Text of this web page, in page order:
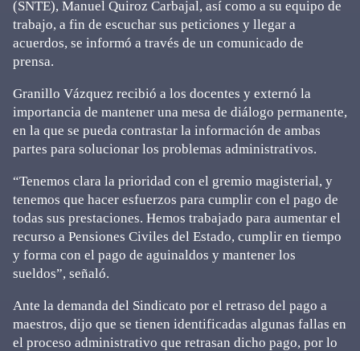
(SNTE), Manuel Quiroz Carbajal, así como a su equipo de
trabajo, a fin de escuchar sus peticiones y llegar a
acuerdos, se informó a través de un comunicado de
prensa.
Granillo Vázquez recibió a los docentes y externó la
importancia de mantener una mesa de diálogo permanente,
en la que se pueda contrastar la información de ambas
partes para solucionar los problemas administrativos.
“Tenemos clara la prioridad con el gremio magisterial, y
tenemos que hacer esfuerzos para cumplir con el pago de
todas sus prestaciones. Hemos trabajado para aumentar el
recurso a Pensiones Civiles del Estado, cumplir en tiempo
y forma con el pago de aguinaldos y mantener los
sueldos”, señaló.
Ante la demanda del Sindicato por el retraso del pago a
maestros, dijo que se tienen identificadas algunas fallas en
el proceso administrativo que retrasan dicho pago, por lo